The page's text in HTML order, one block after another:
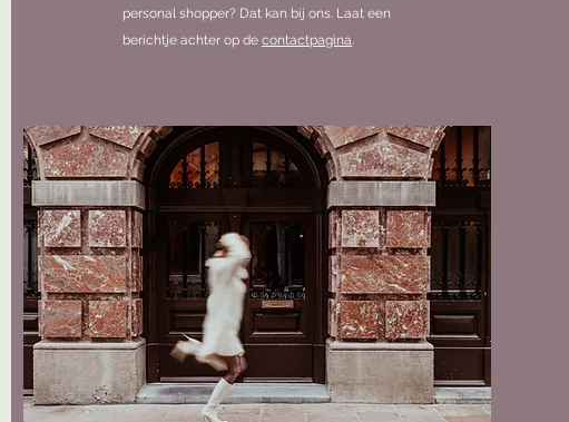
personal shopper? Dat kan bij ons. Laat een
berichtje achter op decontactpagina